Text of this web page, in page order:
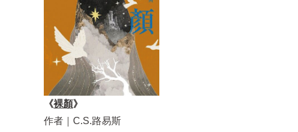
《裸顏》
作者｜C.S.路易斯